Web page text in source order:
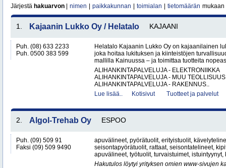
Järjestä hakuarvon nimen paikkakunnan toimialan tietomäärän mukaan
1. Kajaanin Lukko Oy / Helatalo KAJAANI
Puh. (08) 633 2233
Puh. 0500 383 599
Helatalo Kajaanin Lukko Oy on kajaanilainen
joka hoitaa lukituksen ja kiinteistöjen
mallilla Kainuussa – ja toimittaa tuotteita
ALIHANKINTAPALVELUJA - ELEKTRONIIKKA
ALIHANKINTAPALVELUJA - MUU TEOLLISUUS
ALIHANKINTAPALVELUJA - RAKENNUS..
Lue lisää..
Kotisivut Tuotteet ja palvelut
2. Algol-Trehab Oy ESPOO
Puh. (09) 509 91
Faksi (09) 509 9490
apuvälineet, pyörätuolit, erityistuolit,
seisontapyörätuolit, rattaat, seisontatelineet,
apuvälineet, työtuolit, turvaistuimet, istuintyynyt,
Hakutulos löytyi yrityksen omien www-sivujen